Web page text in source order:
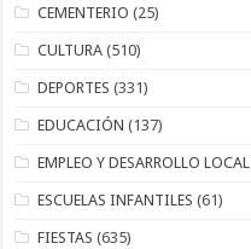
CEMENTERIO (25)
CULTURA (510)
DEPORTES (331)
EDUCACIÓN (137)
EMPLEO Y DESARROLLO LOCAL
ESCUELAS INFANTILES (61)
FIESTAS (635)